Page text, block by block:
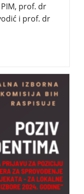
prof. dr
i prof. dr